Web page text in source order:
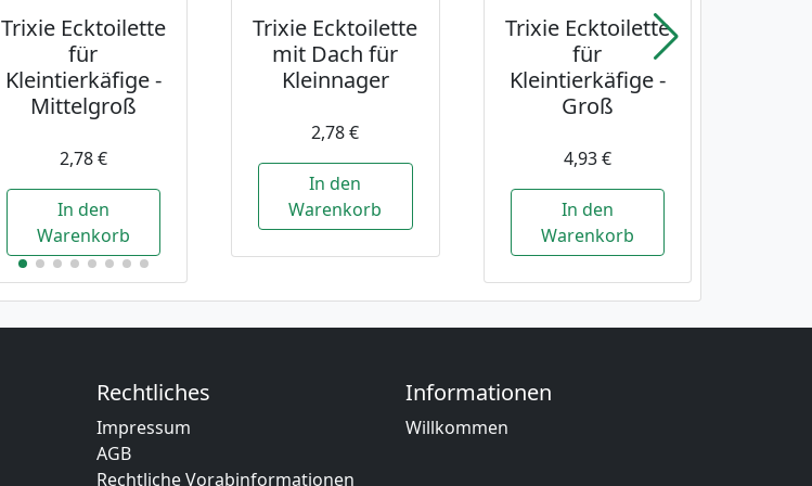
Trixie Ecktoilette
für
Kleintierkäfige -
Mittelgroß
2,78 €
In den
Warenkorb
Trixie Ecktoilette
mit Dach für
Kleinnager
2,78 €
In den
Warenkorb
Trixie Ecktoilette
für
Kleintierkäfige -
Groß
4,93 €
In den
Warenkorb
Rechtliches
Impressum
AGB
Rechtliche Vorabinformationen
Informationen
Willkommen